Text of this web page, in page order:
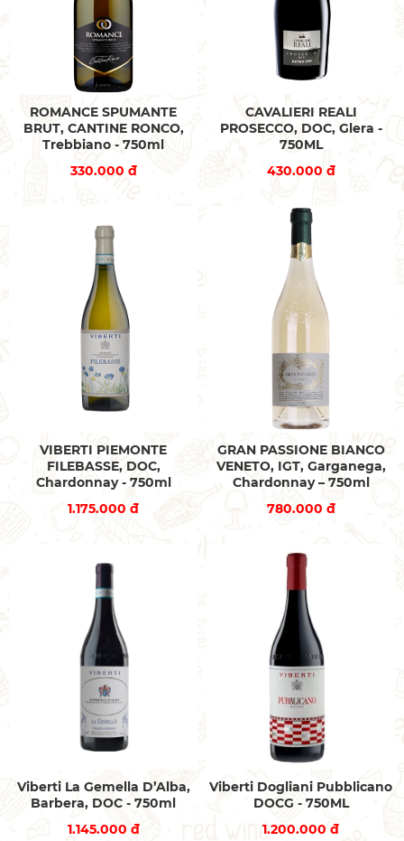
ROMANCE SPUMANTE
BRUT, CANTINE RONCO,
Trebbiano - 750ml
330.000 đ
CAVALIERI REALI
PROSECCO, DOC, Glera -
750ML
430.000 đ
VIBERTI PIEMONTE
FILEBASSE, DOC,
Chardonnay - 750ml
1.175.000 đ
GRAN PASSIONE BIANCO
VENETO, IGT, Garganega,
Chardonnay – 750ml
780.000 đ
Viberti La Gemella D’Alba,
Barbera, DOC - 750ml
1.145.000 đ
Viberti Dogliani Pubblicano
DOCG - 750ML
1.200.000 đ